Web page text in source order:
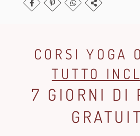
CORSI YOGA
TUTTO
7 GIORNI DI